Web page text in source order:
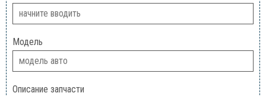
Модель
Описание запчасти